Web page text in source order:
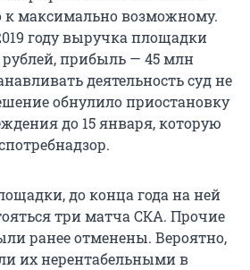
к максимально возможному.
году выручка площадки
рублей, прибыль — 45 млн
деятельность суд не
обнулило приостановку
до 15 января, которую
до конца года на ней
три матча СКА. Прочие
ранее отменены. Вероятно,
их нерентабельными в